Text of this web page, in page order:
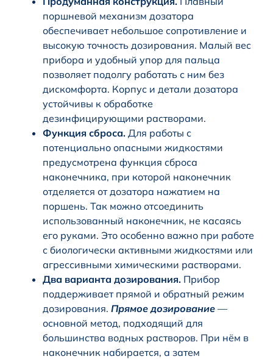
поршневой механизм дозатора
обеспечивает небольшое сопротивление и
высокую точность дозирования. Малый вес
прибора и удобный упор для пальца
позволяет подолгу работать с ним без
дискомфорта. Корпус и детали дозатора
устойчивы к обработке
дезинфицирующими растворами.
Функция сброса. Для работы с
потенциально опасными жидкостями
предусмотрена функция сброса
наконечника, при которой наконечник
отделяется от дозатора нажатием на
поршень. Так можно отсоединить
использованный наконечник, не касаясь
его руками. Это особенно важно при работе
с биологически активными жидкостями или
агрессивными химическими растворами.
Два варианта дозирования. Прибор
поддерживает прямой и обратный режим
дозирования. Прямое дозирование —
основной метод, подходящий для
большинства водных растворов. При нём в
наконечник набирается, а затем